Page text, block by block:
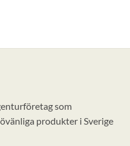
som
produkter i Sverige